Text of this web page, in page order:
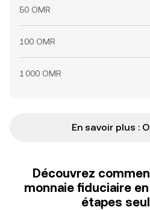
50 OMR
100 OMR
1 000 OMR
En savoir plus :
Découvrez
monnaie fiduciaire
étapes